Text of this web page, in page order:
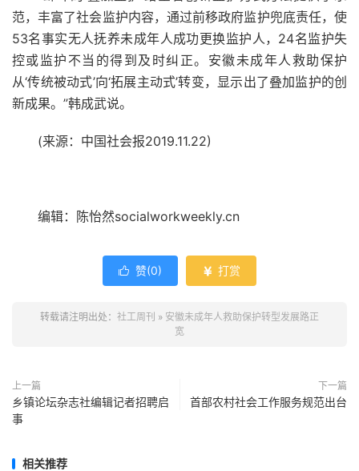
范，丰富了社会监护内容，通过前移政府监护兜底责任，使
53名事实无人抚养未成年人成功更换监护人，24名监护失
控或监护不当的得到及时纠正。安徽未成年人救助保护
从‘传统被动式’向‘拓展主动式’转变，显示出了叠加监护的创
新成果。”韩成武说。
(来源：中国社会报2019.11.22)
编辑：陈怡然socialworkweekly.cn
 赞(0)  打赏
转载请注明出处： 社工周刊 » 安徽未成年人救助保护转型发展路正
宽
上一篇
乡镇论坛杂志社编辑记者招聘启
事
下一篇
首部农村社会工作服务规范出台
相关推荐